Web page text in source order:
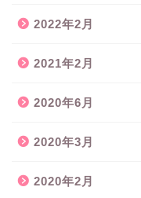
2022年2月
2021年2月
2020年6月
2020年3月
2020年2月